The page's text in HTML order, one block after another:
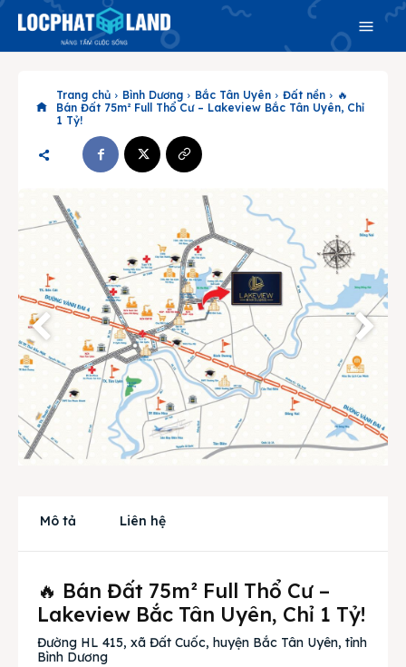
Search
Phiên bản cập nhật V3
& tìm kiếm nhanh chóng hơn
Trang chủ
Dự án
Mua bán
Cho thuê
Liên hệ
Search
Trang chủ Bình Dương Bắc Tân Uyên Đất nền
🔥
Bán Đất 75m² Full Thổ Cư – Lakeview Bắc Tân Uyên, Chỉ
1 Tỷ!
Mô tả Liên hệ
🔥 Bán Đất 75m² Full Thổ Cư –
Lakeview Bắc Tân Uyên, Chỉ 1 Tỷ!
Đường HL 415, xã Đất Cuốc, huyện Bắc Tân Uyên, tỉnh
Bình Dương